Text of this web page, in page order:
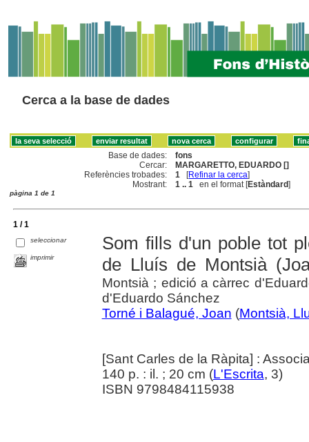
Cerca a la base de dades
Base de dades:
fons
Cercar:
MARGARETTO, EDUARDO []
Referències trobades:
1 [Refinar la cerca]
Mostrant:
1 .. 1 en el format [Estàndard]
pàgina 1 de 1
1 / 1
seleccionar
imprimir
Som fills d'un poble tot
de Lluís de Montsià
Montsià ; edició a càrrec
d'Eduardo Sánchez
Torné i Balagué, Joan (Montsià,
[Sant Carles de la Ràpita] :
140 p. : il. ; 20 cm (L'Escrita, 3)
ISBN 9798484115938